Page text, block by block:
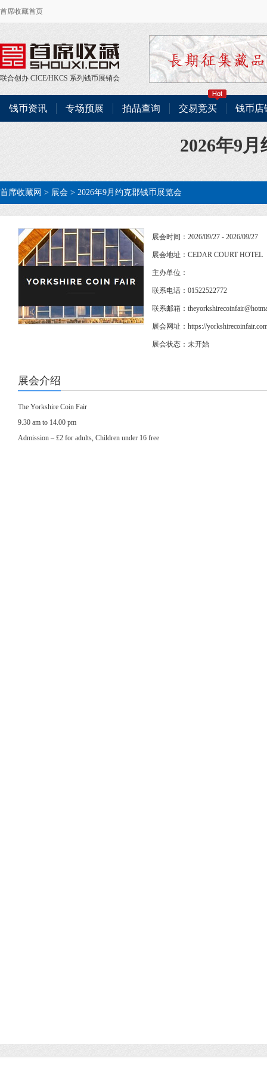
首席收藏首页
联合创办 CICE/HKCS 系列钱币展销会
钱币资讯 专场预展 拍品查询 交易竞买 钱币店
2026年9
首席收藏网 > 展会 > 2026年9月约克郡钱币展览会
展会时间：2026/09/27 - 2026/09/27
展会地址：CEDAR COURT HOTEL
主办单位：
联系电话：01522522772
联系邮箱：
展会网址： https://
展会状态：未开始
展会介绍
The Yorkshire Coin Fair
9.30 am to 14.00 pm
Admission – £2 for adults, Children under 16 free